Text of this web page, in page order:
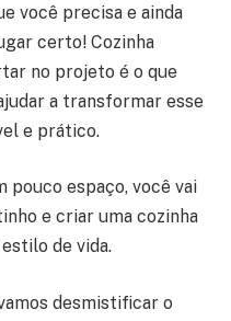
você precisa e ainda
certo! Cozinha
no projeto é o que
a transformar esse
e prático.
pouco espaço, você vai
e criar uma cozinha
de vida.
desmistificar o